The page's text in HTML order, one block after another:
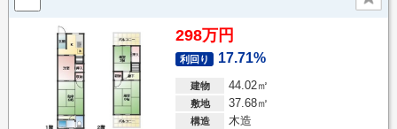
298万円
利回り 17.71%
建物 44.02㎡
敷地 37.68㎡
構造 木造